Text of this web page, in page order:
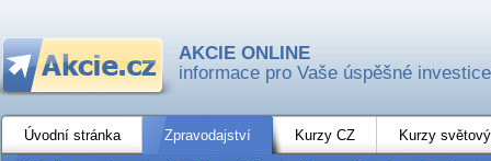
AKCIE ONLINE
informace pro Vaše úspěšné investice
Úvodní stránka Zpravodajství Kurzy CZ Kurzy